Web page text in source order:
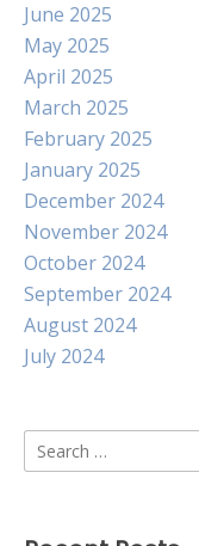
June 2025
May 2025
April 2025
March 2025
February 2025
January 2025
December 2024
November 2024
October 2024
September 2024
August 2024
July 2024
Search
for: